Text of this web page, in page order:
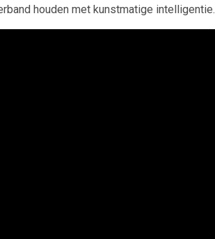
houden met kunstmatige intelligentie.